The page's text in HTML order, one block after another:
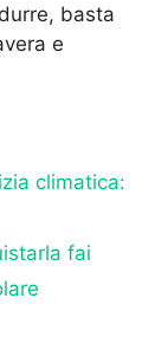
basta
e
climatica:
fai